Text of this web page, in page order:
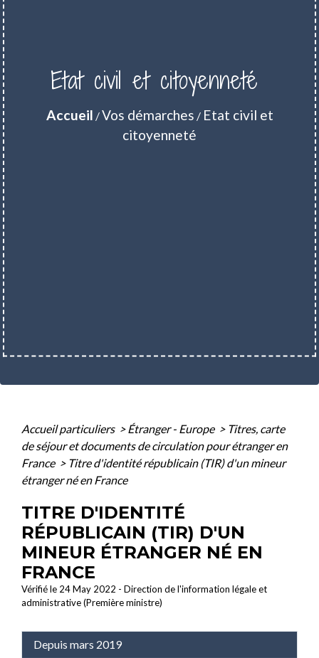
Etat civil et citoyenneté
Accueil /Vos démarches / Etat civil et
citoyenneté
Accueil particuliers > Étranger - Europe > Titres, carte
de séjour et documents de circulation pour étranger en
France > Titre d'identité républicain (TIR) d'un mineur
étranger né en France
TITRE D'IDENTITÉ
RÉPUBLICAIN (TIR) D'UN
MINEUR ÉTRANGER NÉ EN
FRANCE
Vérifié le 24 May 2022 - Direction de l'information légale et
administrative (Première ministre)
Depuis mars 2019